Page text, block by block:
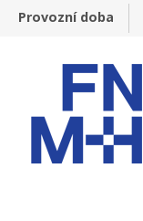
Provozní doba